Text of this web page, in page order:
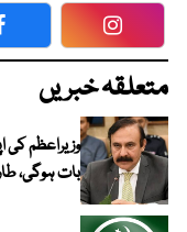
متعلقہ خبریں
وزیراعظم کی
بات ہوگی،